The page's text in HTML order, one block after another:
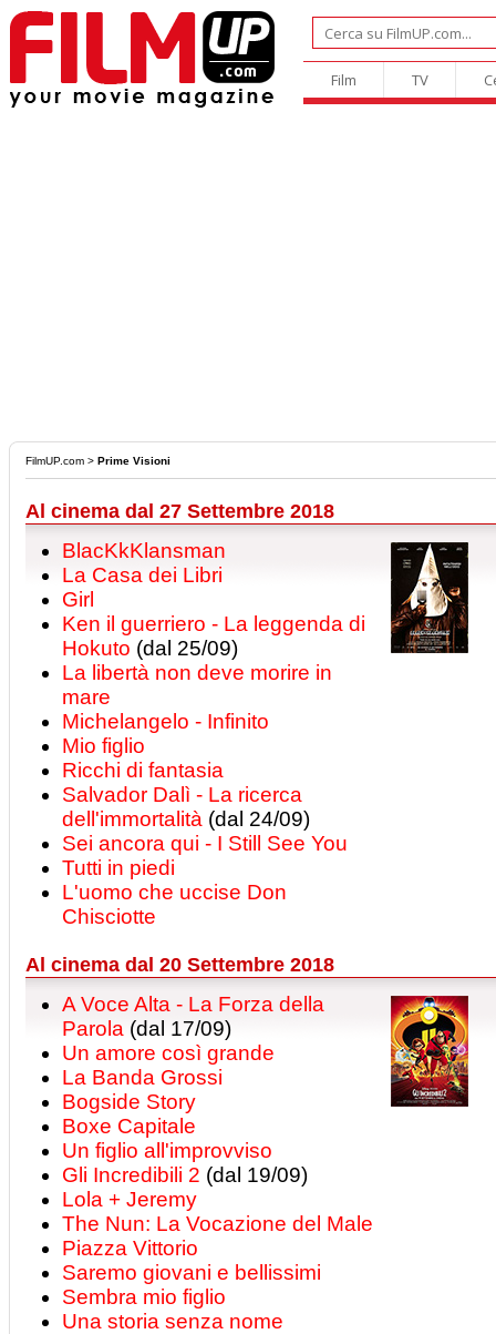
Film TV
FilmUP.com > Prime Visioni
Al cinema dal 27 Settembre 2018
BlacKkKlansman
La Casa dei Libri
Girl
Ken il guerriero - La leggenda di
Hokuto (dal 25/09)
La libertà non deve morire in
mare
Michelangelo - Infinito
Mio figlio
Ricchi di fantasia
Salvador Dalì - La ricerca
dell'immortalità (dal 24/09)
Sei ancora qui - I Still See You
Tutti in piedi
L'uomo che uccise Don
Chisciotte
Al cinema dal 20 Settembre 2018
A Voce Alta - La Forza della
Parola (dal 17/09)
Un amore così grande
La Banda Grossi
Bogside Story
Boxe Capitale
Un figlio all'improvviso
Gli Incredibili 2 (dal 19/09)
Lola + Jeremy
The Nun: La Vocazione del Male
Piazza Vittorio
Saremo giovani e bellissimi
Sembra mio figlio
Una storia senza nome